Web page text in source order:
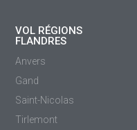
VOL RÉGIONS
FLANDRES
Anvers
Gand
Saint-Nicolas
Tirlemont